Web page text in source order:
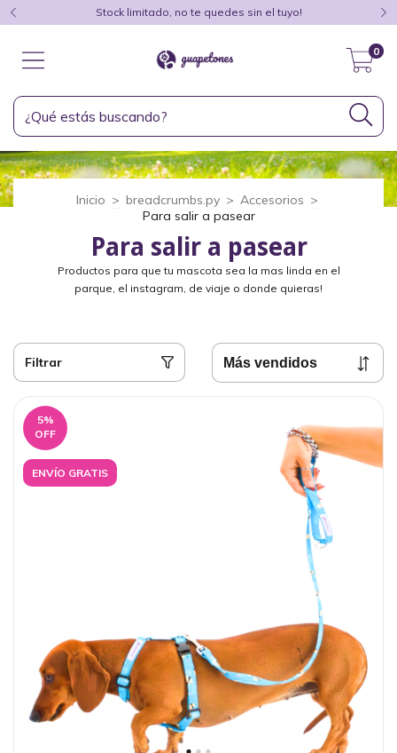
Stock limitado, no te quedes sin el tuyo!
0
Inicio > breadcrumbs.py > Accesorios >
Para salir a pasear
Para salir a pasear
Productos para que tu mascota sea la mas linda en el
parque, el instagram, de viaje o donde quieras!
Filtrar
5%
OFF
ENVÍO GRATIS